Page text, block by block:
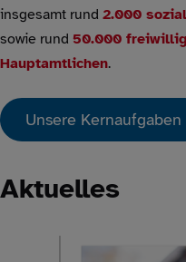
insgesamt rund 2.000
sowie rund 50.000
Hauptamtlichen.
Unsere Kernaufgaben
Aktuelles